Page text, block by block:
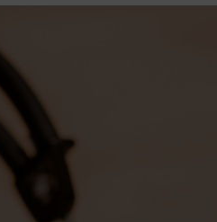
Leistungen
Neues & Angebote